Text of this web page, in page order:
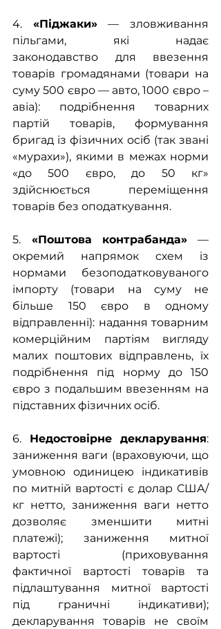
4. «Піджаки» — зловживання
пільгами, які надає
законодавство для ввезення
товарів громадянами (товари на
суму 500 євро — авто, 1000 євро –
авіа): подрібнення товарних
партій товарів, формування
бригад із фізичних осіб (так звані
«мурахи»), якими в межах норми
«до 500 євро, до 50 кг»
здійснюється переміщення
товарів без оподаткування.
5. «Поштова контрабанда» —
окремий напрямок схем із
нормами безоподатковуваного
імпорту (товари на суму не
більше 150 євро в одному
відправленні): надання товарним
комерційним партіям вигляду
малих поштових відправлень, їх
подрібнення під норму до 150
євро з подальшим ввезенням на
підставних фізичних осіб.
6. Недостовірне декларування:
заниження ваги (враховуючи, що
умовною одиницею індикативів
по митній вартості є долар США/
кг нетто, заниження ваги нетто
дозволяє зменшити митні
платежі); заниження митної
вартості (приховування
фактичної вартості товарів та
підлаштування митної вартості
під граничні індикативи);
декларування товарів не своїм